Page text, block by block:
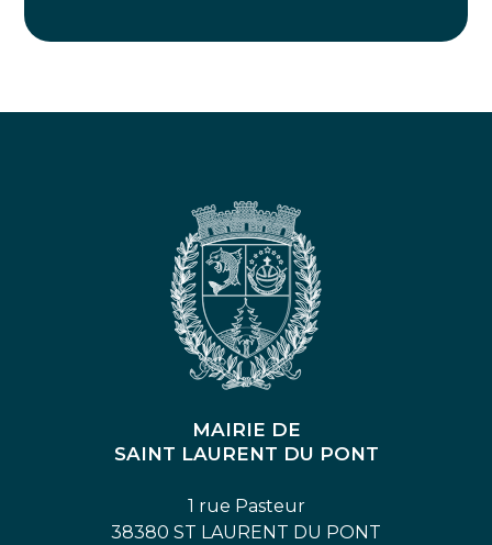
MAIRIE DE
SAINT LAURENT DU PONT
1 rue Pasteur
38380 ST LAURENT DU PONT